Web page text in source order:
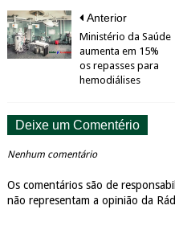
Anterior
Ministério da Saúde
aumenta em 15%
os repasses para
hemodiálises
Deixe um Comentério
Nenhum comentário
Os comentários são de
não representam a opinião da